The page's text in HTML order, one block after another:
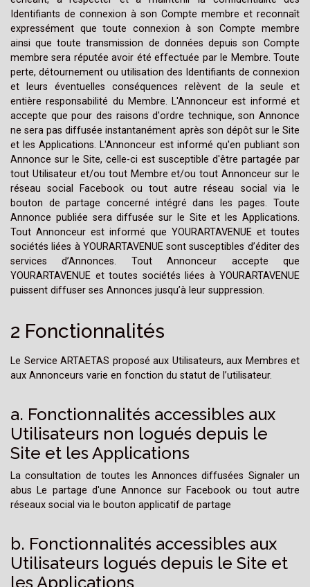
Identifiants de connexion à son Compte membre et reconnaît
expressément que toute connexion à son Compte membre
ainsi que toute transmission de données depuis son Compte
membre sera réputée avoir été effectuée par le Membre. Toute
perte, détournement ou utilisation des Identifiants de connexion
et leurs éventuelles conséquences relèvent de la seule et
entière responsabilité du Membre. L'Annonceur est informé et
accepte que pour des raisons d'ordre technique, son Annonce
ne sera pas diffusée instantanément après son dépôt sur le Site
et les Applications. L'Annonceur est informé qu'en publiant son
Annonce sur le Site, celle-ci est susceptible d'être partagée par
tout Utilisateur et/ou tout Membre et/ou tout Annonceur sur le
réseau social Facebook ou tout autre réseau social via le
bouton de partage concerné intégré dans les pages. Toute
Annonce publiée sera diffusée sur le Site et les Applications.
Tout Annonceur est informé que YOURARTAVENUE et toutes
sociétés liées à YOURARTAVENUE sont susceptibles d’éditer des
services d’Annonces. Tout Annonceur accepte que
YOURARTAVENUE et toutes sociétés liées à YOURARTAVENUE
puissent diffuser ses Annonces jusqu’à leur suppression.
2 Fonctionnalités
Le Service ARTAETAS proposé aux Utilisateurs, aux Membres et
aux Annonceurs varie en fonction du statut de l’utilisateur.
a. Fonctionnalités accessibles aux
Utilisateurs non logués depuis le
Site et les Applications
La consultation de toutes les Annonces diffusées Signaler un
abus Le partage d'une Annonce sur Facebook ou tout autre
réseaux social via le bouton applicatif de partage
b. Fonctionnalités accessibles aux
Utilisateurs logués depuis le Site et
les Applications